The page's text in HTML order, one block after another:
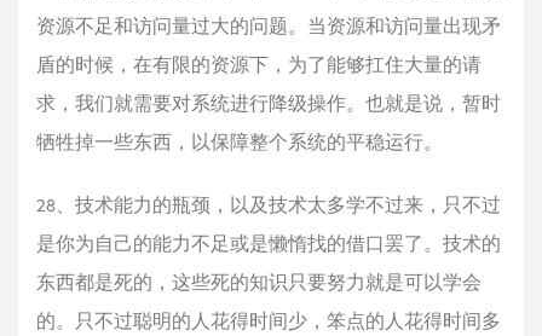
资源不足和访问量过大的问题。当资源和访问量出现矛
盾的时候，在有限的资源下，为了能够扛住大量的请
求，我们就需要对系统进行降级操作。也就是说，暂时
牺牲掉一些东西，以保障整个系统的平稳运行。
28、技术能力的瓶颈，以及技术太多学不过来，只不过
是你为自己的能力不足或是懒惰找的借口罢了。技术的
东西都是死的，这些死的知识只要努力就是可以学会
的。只不过聪明的人花得时间少，笨点的人花得时间多